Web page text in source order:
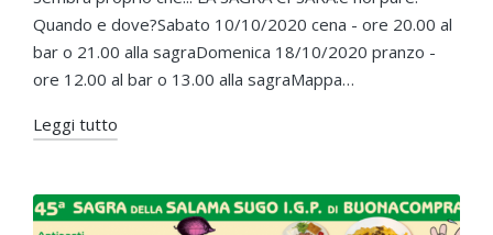
Quando e dove?Sabato 10/10/2020 cena - ore 20.00 al
bar o 21.00 alla sagraDomenica 18/10/2020 pranzo -
ore 12.00 al bar o 13.00 alla sagraMappa…
Leggi tutto